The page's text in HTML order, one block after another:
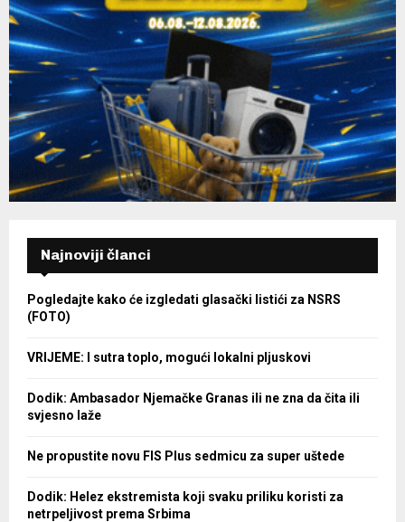
Najnoviji članci
Pogledajte kako će izgledati glasački listići za NSRS
(FOTO)
VRIJEME: I sutra toplo, mogući lokalni pljuskovi
Dodik: Ambasador Njemačke Granas ili ne zna da čita ili
svjesno laže
Ne propustite novu FIS Plus sedmicu za super uštede
Dodik: Helez ekstremista koji svaku priliku koristi za
netrpeljivost prema Srbima